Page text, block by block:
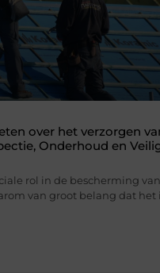
over het verzorgen
Onderhoud en
rol in de bescherming
van groot belang dat het